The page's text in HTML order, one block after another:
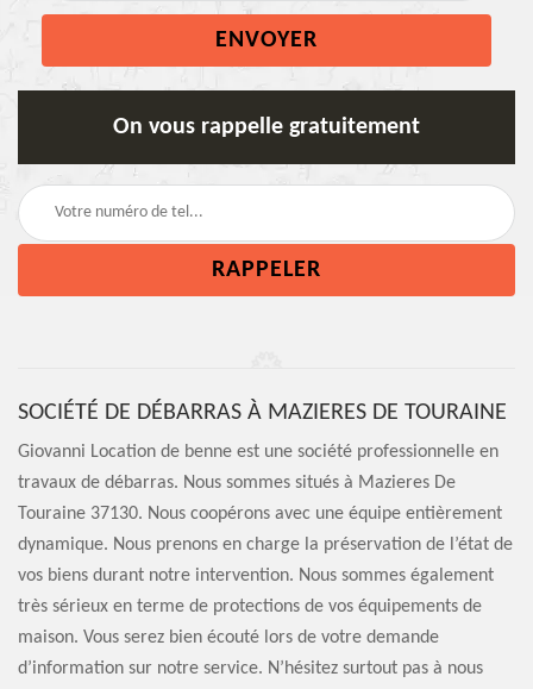
On vous rappelle gratuitement
SOCIÉTÉ DE DÉBARRAS À MAZIERES DE TOURAINE
Giovanni Location de benne est une société professionnelle en
travaux de débarras. Nous sommes situés à Mazieres De
Touraine 37130. Nous coopérons avec une équipe entièrement
dynamique. Nous prenons en charge la préservation de l’état de
vos biens durant notre intervention. Nous sommes également
très sérieux en terme de protections de vos équipements de
maison. Vous serez bien écouté lors de votre demande
d’information sur notre service. N’hésitez surtout pas à nous